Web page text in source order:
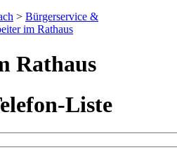
> Bürgerservice &
im Rathaus
Rathaus
Liste